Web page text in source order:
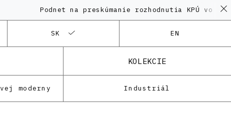
Podnet na preskúmanie rozhodnutia KPÚ vo
SK EN
KOLEKCIE
moderny Industriál